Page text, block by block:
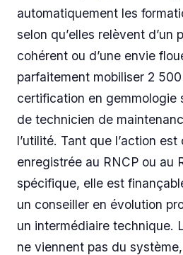
automatiquement les
selon qu’elles relèvent d’un
cohérent ou d’une envie
parfaitement mobiliser 2
certification en gemmologie
de technicien de
l’utilité. Tant que l’action
enregistrée au RNCP ou au
spécifique, elle est
un conseiller en évolution
un intermédiaire technique.
ne viennent pas du